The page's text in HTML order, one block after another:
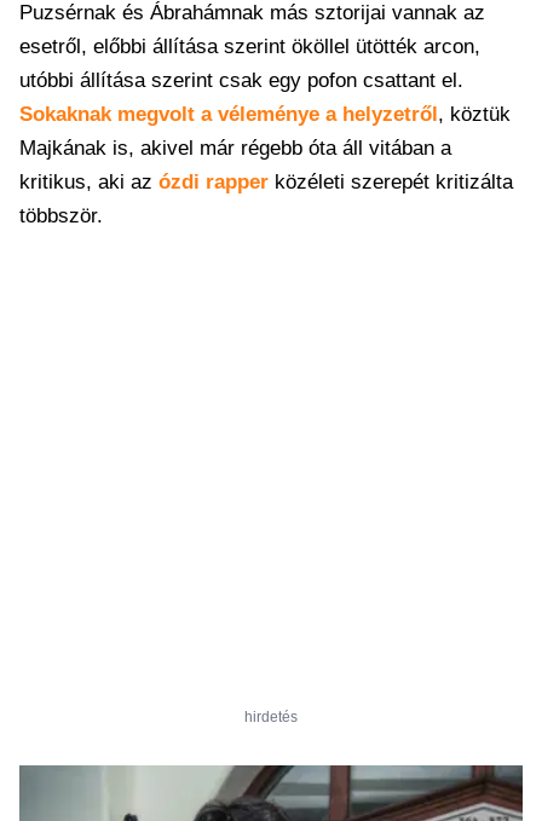
Puzsérnak és Ábrahámnak más sztorijai vannak az
esetről, előbbi állítása szerint ököllel ütötték arcon,
utóbbi állítása szerint csak egy pofon csattant el.
Sokaknak megvolt a véleménye a helyzetről, köztük
Majkának is, akivel már régebb óta áll vitában a
kritikus, aki az ózdi rapper közéleti szerepét kritizálta
többször.
hirdetés